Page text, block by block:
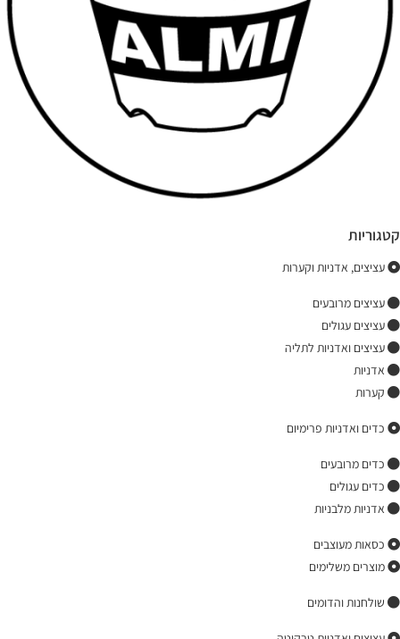
קטגוריות
עציצים, אדניות וקערות
עציצים מרובעים
עציצים עגולים
עציצים ואדניות לתליה
אדניות
קערות
כדים ואדניות פרימיום
כדים מרובעים
כדים עגולים
אדניות מלבניות
כסאות מעוצבים
מוצרים משלימים
שולחנות והדומים